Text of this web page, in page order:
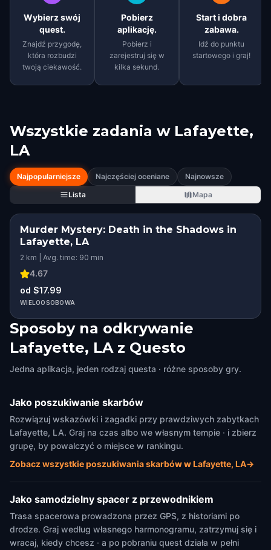
Wybierz swój
quest.
Znajdź przygodę,
która rozbudzi
twoją ciekawość.
Pobierz
aplikację.
Pobierz i
zarejestruj się w
kilka sekund.
Start i dobra
zabawa.
Idź do punktu
startowego i graj!
Wszystkie zadania w Lafayette,
LA
Najpopularniejsze Najczęściej oceniane
Najnowsze
Lista
Mapa
Murder Mystery: Death in the Shadows in
Lafayette, LA
2 km | Avg. time: 90 min
4.67
od $17.99
WIELOOSOBOWA
Sposoby na odkrywanie
Lafayette, LA z Questo
Jedna aplikacja, jeden rodzaj questa · różne sposoby gry.
Jako poszukiwanie skarbów
Rozwiązuj wskazówki i zagadki przy prawdziwych zabytkach
Lafayette, LA. Graj na czas albo we własnym tempie · i zbierz
grupę, by powalczyć o miejsce w rankingu.
Zobacz wszystkie poszukiwania skarbów w Lafayette, LA→
Jako samodzielny spacer z przewodnikiem
Trasa spacerowa prowadzona przez GPS, z historiami po
drodze. Graj według własnego harmonogramu, zatrzymuj się i
wracaj, kiedy chcesz · a po pobraniu quest działa w pełni